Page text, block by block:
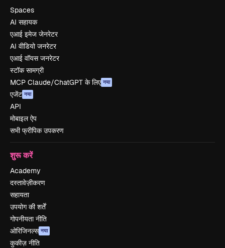
Spaces
AI सहायक
एआई इमेज जेनरेटर
AI वीडियो जनरेटर
एआई वॉयस जनरेटर
स्टॉक सामग्री
MCP Claude/ChatGPT के लिए नया
एजेंट नया
API
मोबाइल ऐप
सभी फ्रीपिक उपकरण
शुरू करें
Academy
दस्तावेज़ीकरण
सहायता
उपयोग की शर्तें
गोपनीयता नीति
ओरिजिनल्स नया
कुकीज़ नीति